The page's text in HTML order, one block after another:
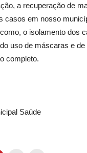
a recuperação de
casos em nosso
o isolamento dos
uso de máscaras e
completo.
Saúde